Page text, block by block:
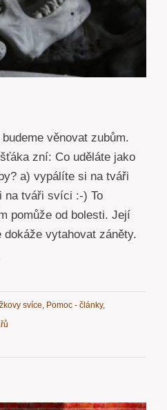
věnovat zubům.
zní: Co uděláte jako
a) vypálíte si na tváři
na tváři svíci :-) To
pomůže od bolesti. Její
vytahovat záněty.
svíce Pomoc - články,